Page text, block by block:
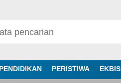
PENDIDIKAN PERISTIWA EKBIS